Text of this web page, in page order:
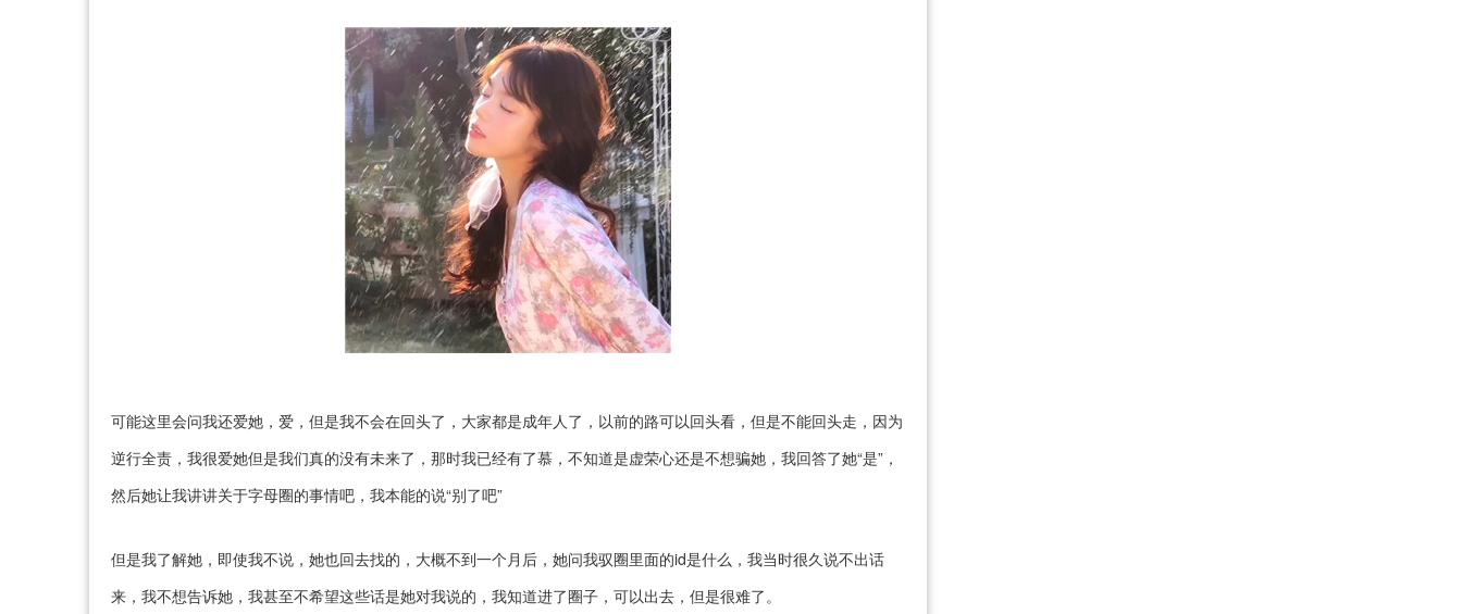
可能这里会问我还爱她，爱，但是我不会在回头了，大家都是成年人了，以前的路可以回头看，但是不能回头走，因为
逆行全责，我很爱她但是我们真的没有未来了，那时我已经有了慕，不知道是虚荣心还是不想骗她，我回答了她“是”，
然后她让我讲讲关于字母圈的事情吧，我本能的说“别了吧”
但是我了解她，即使我不说，她也回去找的，大概不到一个月后，她问我驭圈里面的id是什么，我当时很久说不出话
来，我不想告诉她，我甚至不希望这些话是她对我说的，我知道进了圈子，可以出去，但是很难了。